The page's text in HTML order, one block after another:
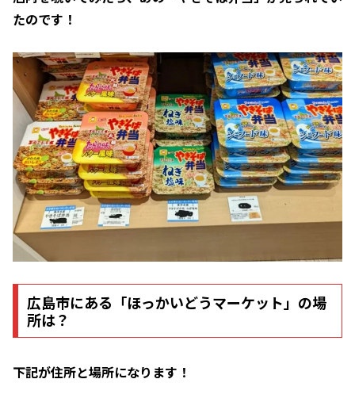
たのです！
広島市にある「ほっかいどうマーケット」の場
所は？
下記が住所と場所になります！